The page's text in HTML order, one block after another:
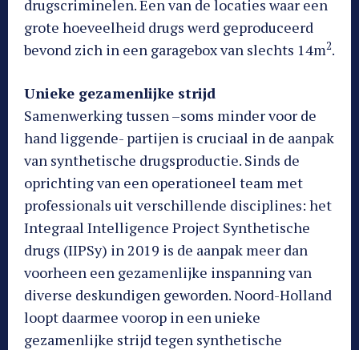
drugscriminelen. Een van de locaties waar een
grote hoeveelheid drugs werd geproduceerd
bevond zich in een garagebox van slechts 14m2.
Unieke gezamenlijke strijd
Samenwerking tussen –soms minder voor de
hand liggende- partijen is cruciaal in de aanpak
van synthetische drugsproductie. Sinds de
oprichting van een operationeel team met
professionals uit verschillende disciplines: het
Integraal Intelligence Project Synthetische
drugs (IIPSy) in 2019 is de aanpak meer dan
voorheen een gezamenlijke inspanning van
diverse deskundigen geworden. Noord-Holland
loopt daarmee voorop in een unieke
gezamenlijke strijd tegen synthetische